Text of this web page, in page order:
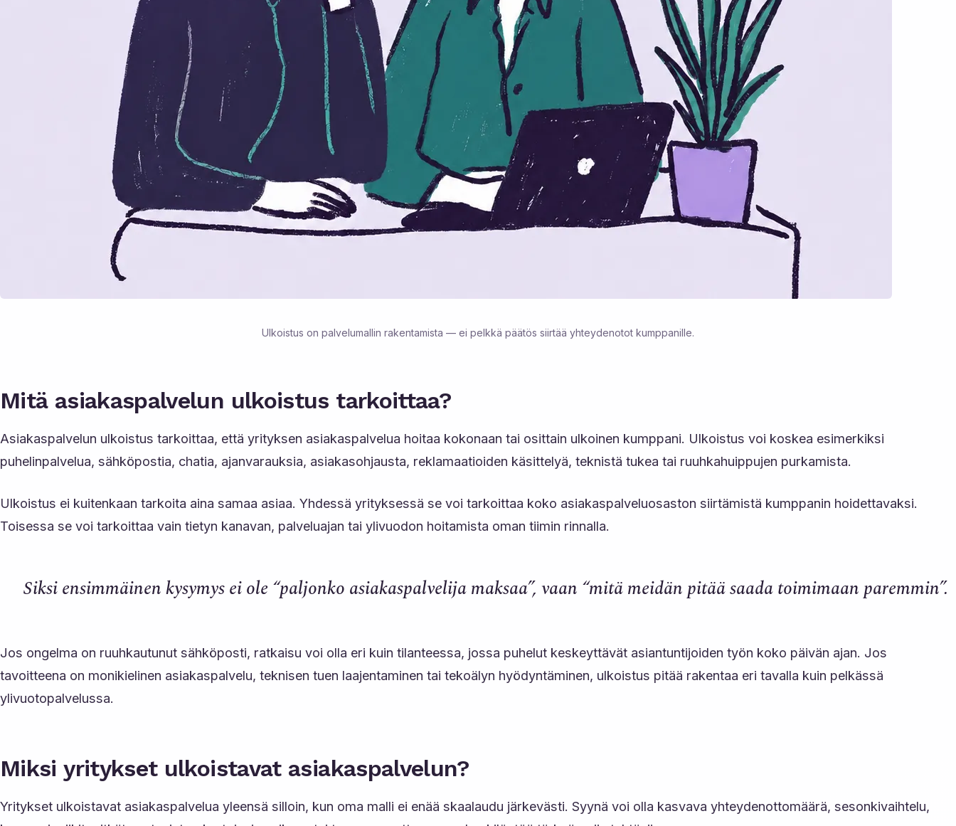
Ulkoistus on palvelumallin rakentamista — ei pelkkä päätös siirtää yhteydenotot kumppanille.
Mitä asiakaspalvelun ulkoistus tarkoittaa?
Asiakaspalvelun ulkoistus tarkoittaa, että yrityksen asiakaspalvelua hoitaa kokonaan tai osittain ulkoinen kumppani. Ulkoistus voi koskea esimerkiksi
puhelinpalvelua, sähköpostia, chatia, ajanvarauksia, asiakasohjausta, reklamaatioiden käsittelyä, teknistä tukea tai ruuhkahuippujen purkamista.
Ulkoistus ei kuitenkaan tarkoita aina samaa asiaa. Yhdessä yrityksessä se voi tarkoittaa koko asiakaspalveluosaston siirtämistä kumppanin hoidettavaksi.
Toisessa se voi tarkoittaa vain tietyn kanavan, palveluajan tai ylivuodon hoitamista oman tiimin rinnalla.
Siksi ensimmäinen kysymys ei ole “paljonko asiakaspalvelija maksaa”, vaan “mitä meidän pitää saada toimimaan paremmin”.
Jos ongelma on ruuhkautunut sähköposti, ratkaisu voi olla eri kuin tilanteessa, jossa puhelut keskeyttävät asiantuntijoiden työn koko päivän ajan. Jos
tavoitteena on monikielinen asiakaspalvelu, teknisen tuen laajentaminen tai tekoälyn hyödyntäminen, ulkoistus pitää rakentaa eri tavalla kuin pelkässä
ylivuotopalvelussa.
Miksi yritykset ulkoistavat asiakaspalvelun?
Yritykset ulkoistavat asiakaspalvelua yleensä silloin, kun oma malli ei enää skaalaudu järkevästi. Syynä voi olla kasvava yhteydenottomäärä, sesonkivaihtelu,